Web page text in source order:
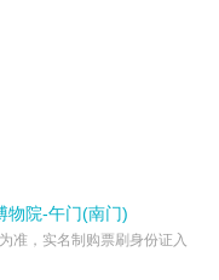
物院-午门(南门)
准，实名制购票刷身份证入